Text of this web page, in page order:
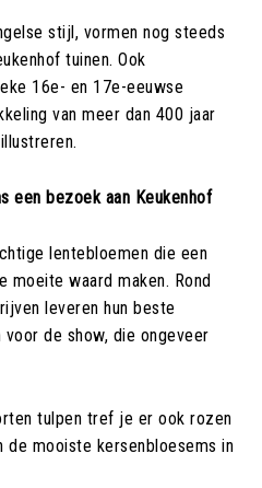
stijl, vormen nog steeds
tuinen. Ook
16e- en 17e-eeuwse
van meer dan 400 jaar
een bezoek aan Keukenhof
lentebloemen die een
moeite waard maken. Rond
leveren hun beste
de show, die ongeveer
tulpen tref je er ook rozen
de mooiste kersenbloesems in